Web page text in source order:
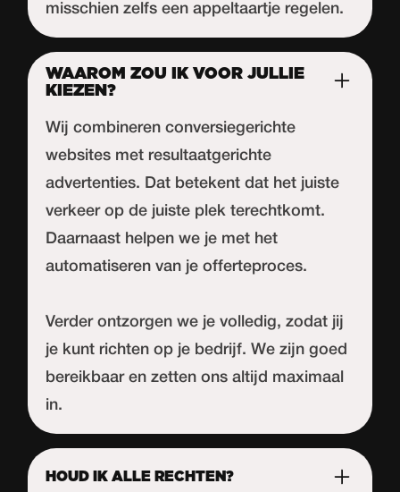
misschien zelfs een appeltaartje regelen.
WAAROM ZOU IK VOOR JULLIE
KIEZEN?
Wij combineren conversiegerichte
websites met resultaatgerichte
advertenties. Dat betekent dat het juiste
verkeer op de juiste plek terechtkomt.
Daarnaast helpen we je met het
automatiseren van je offerteproces.
Verder ontzorgen we je volledig, zodat jij
je kunt richten op je bedrijf. We zijn goed
bereikbaar en zetten ons altijd maximaal
in.
HOUD IK ALLE RECHTEN?